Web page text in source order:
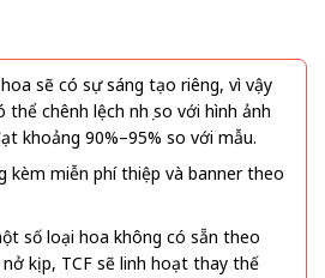
sẽ có sự sáng tạo riêng, vì vậy
chênh lệch nhẹ so với hình ảnh
khoảng 90%–95% so với mẫu.
kèm miễn phí thiệp và banner theo
số loại hoa không có sẵn theo
kịp, TCF sẽ linh hoạt thay thế